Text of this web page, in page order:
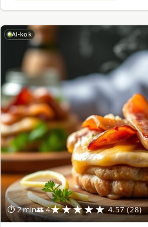
AI-kok
⏱ 2 min👥 4★★★★★ 4.57 (28)